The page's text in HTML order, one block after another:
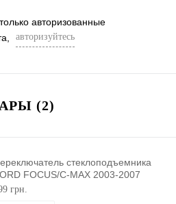
авторизованные
авторизуйтесь
(2)
стеклоподъемника
FOCUS/C-MAX 2003-2007
грн.